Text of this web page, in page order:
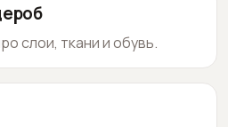
слои, ткани и обувь.